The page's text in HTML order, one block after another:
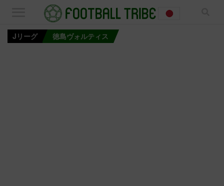
Jリーグ 徳島ヴォルティス